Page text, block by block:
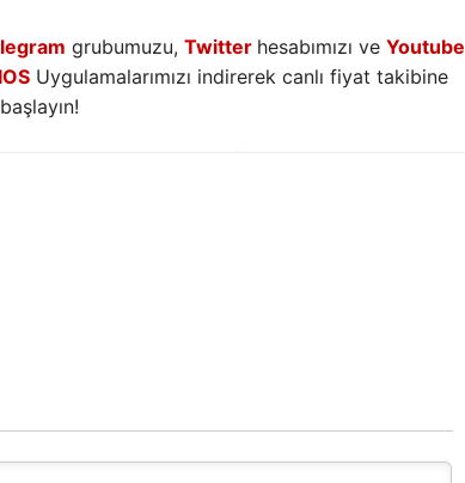
grubumuzu, Twitter hesabımızı ve Youtube
IOSUygulamalarımızı indirerek canlı fiyat takibine